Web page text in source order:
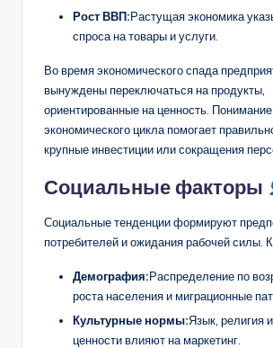
Рост ВВП:Растущая экономика
спроса на товары и услуги.
Во время экономического спада
вынуждены переключаться на продукты,
ориентированные на ценность. Понимание
экономического цикла помогает
крупные инвестиции или сокращения
Социальные факторы
Социальные тенденции формируют
потребителей и ожидания рабочей силы.
Демография:Распределение по
роста населения и миграционные
Культурные нормы:Язык, религия
ценности влияют на маркетинг.